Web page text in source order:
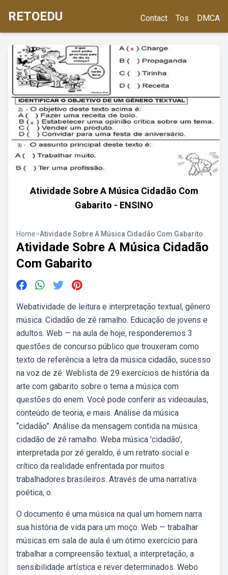
RETOEDU Contact Tos DMCA
Atividade Sobre A Música Cidadão Com
Gabarito - ENSINO
Home>Atividade Sobre A Música Cidadão Com Gabarito
Atividade Sobre A Música Cidadão
Com Gabarito
Webatividade de leitura e interpretação textual, gênero
música. Cidadão de zé ramalho. Educação de jovens e
adultos. Web — na aula de hoje, responderemos 3
questões de concurso público que trouxeram como
texto de referência a letra da música cidadão, sucesso
na voz de zé. Weblista de 29 exercícios de história da
arte com gabarito sobre o tema a música com
questões do enem. Você pode conferir as videoaulas,
conteúdo de teoria, e mais. Análise da música
“cidadão”. Análise da mensagem contida na música
cidadão de zé ramalho. Weba música 'cidadão',
interpretada por zé geraldo, é um retrato social e
crítico da realidade enfrentada por muitos
trabalhadores brasileiros. Através de uma narrativa
poética, o.
O documento é uma música na qual um homem narra
sua história de vida para um moço. Web — trabalhar
músicas em sala de aula é um ótimo exercício para
trabalhar a compreensão textual, a interpretação, a
sensibilidade artística e rever determinados. Webo